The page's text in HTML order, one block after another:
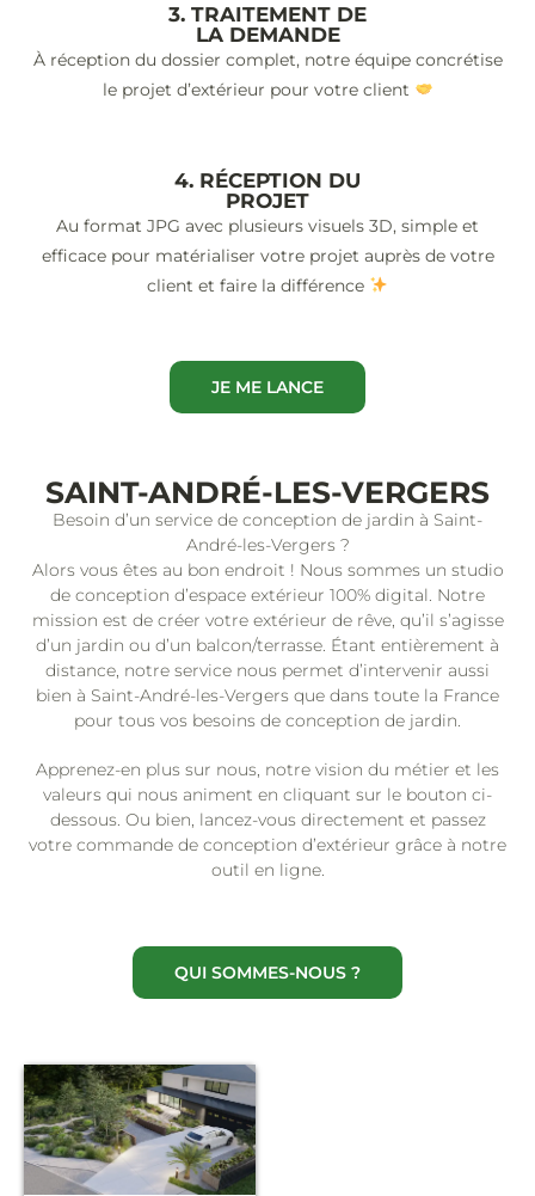
3. TRAITEMENT DE
LA DEMANDE
À réception du dossier complet, notre équipe concrétise
le projet d’extérieur pour votre client
4. RÉCEPTION DU
PROJET
Au format JPG avec plusieurs visuels 3D, simple et
efficace pour matérialiser votre projet auprès de votre
client et faire la différence
JE ME LANCE
SAINT-ANDRÉ-LES-VERGERS
Besoin d’un service de conception de jardin à Saint-
André-les-Vergers ?
Alors vous êtes au bon endroit ! Nous sommes un studio
de conception d’espace extérieur 100% digital. Notre
mission est de créer votre extérieur de rêve, qu’il s’agisse
d’un jardin ou d’un balcon/terrasse. Étant entièrement à
distance, notre service nous permet d’intervenir aussi
bien à Saint-André-les-Vergers que dans toute la France
pour tous vos besoins de conception de jardin.
Apprenez-en plus sur nous, notre vision du métier et les
valeurs qui nous animent en cliquant sur le bouton ci-
dessous. Ou bien, lancez-vous directement et passez
votre commande de conception d’extérieur grâce à notre
outil en ligne.
QUI SOMMES-NOUS ?